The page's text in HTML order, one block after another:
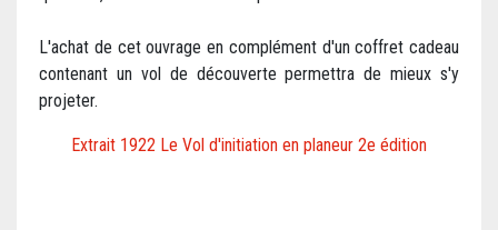
L'achat de cet ouvrage en complément d'un coffret cadeau
contenant un vol de découverte permettra de mieux s'y
projeter.
Extrait 1922 Le Vol d'initiation en planeur 2e édition